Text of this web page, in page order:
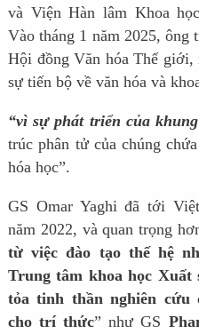
và Viện Hàn lâm Khoa
Vào tháng 1 năm 2025, ông
Hội đồng Văn hóa Thế
sự tiến bộ về văn hóa và
“vì sự phát triển của
trúc phân tử của chúng
hóa học”.
GS Omar Yaghi đã tới
năm 2022, và quan trọng
từ việc đào tạo thế hệ
Trung tâm khoa học Xuất
tỏa tinh thần nghiên cứu
cho trí thức” như GS